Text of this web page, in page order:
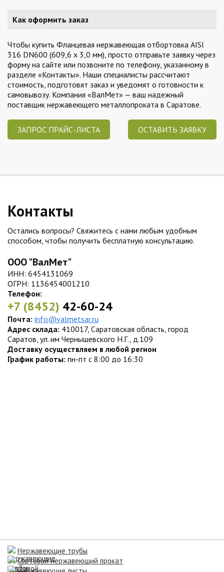
Как оформить заказ
Чтобы купить Фланцевая нержавеющая отбортовка AISI
316 DN600 (609,6 x 3,0 мм), просто отправьте заявку через
форму на сайте или позвоните по телефону, указанному в
разделе «Контакты». Наши специалисты рассчитают
стоимость, подготовят заказ и уведомят о готовности к
самовывозу. Компания «ВалМет» — ваш надежный
поставщик нержавеющего металлопроката в Саратове.
ЗАПРОС ПРАЙС-ЛИСТА ОСТАВИТЬ ЗАЯВКУ
Контакты
Остались вопросы? Свяжитесь с нами любым удобным
способом, чтобы получить бесплатную консультацию.
ООО "ВалМет"
ИНН: 6454131069
ОГРН: 1136454001210
Телефон:
+7 (8452) 42-60-24
Почта: info@valmetsar.ru
Адрес склада: 410017, Саратовская область, город
Саратов, ул. им Чернышевского Н.Г., д.109
Доставку осуществляем в любой регион
График работы: пн-пт с 8:00 до 16:30
Нержавеющие трубы
Сортовой нержавеющий прокат